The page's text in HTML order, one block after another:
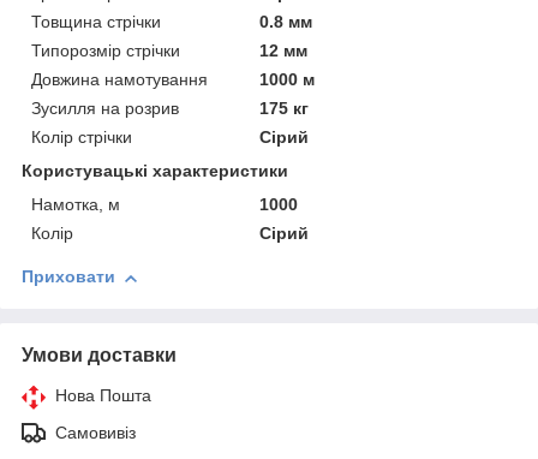
Товщина стрічки
0.8 мм
Типорозмір стрічки
12 мм
Довжина намотування
1000 м
Зусилля на розрив
175 кг
Колір стрічки
Сірий
Користувацькі характеристики
Намотка, м
1000
Колір
Сірий
Приховати
Умови доставки
Нова Пошта
Самовивіз